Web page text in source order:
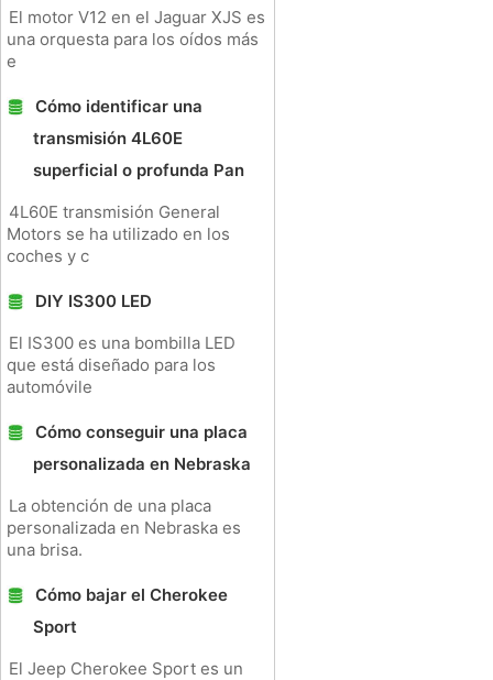
El motor V12 en el Jaguar XJS es
una orquesta para los oídos más
e
Cómo identificar una
transmisión 4L60E
superficial o profunda Pan
4L60E transmisión General
Motors se ha utilizado en los
coches y c
DIY IS300 LED
El IS300 es una bombilla LED
que está diseñado para los
automóvile
Cómo conseguir una placa
personalizada en Nebraska
La obtención de una placa
personalizada en Nebraska es
una brisa.
Cómo bajar el Cherokee
Sport
El Jeep Cherokee Sport es un